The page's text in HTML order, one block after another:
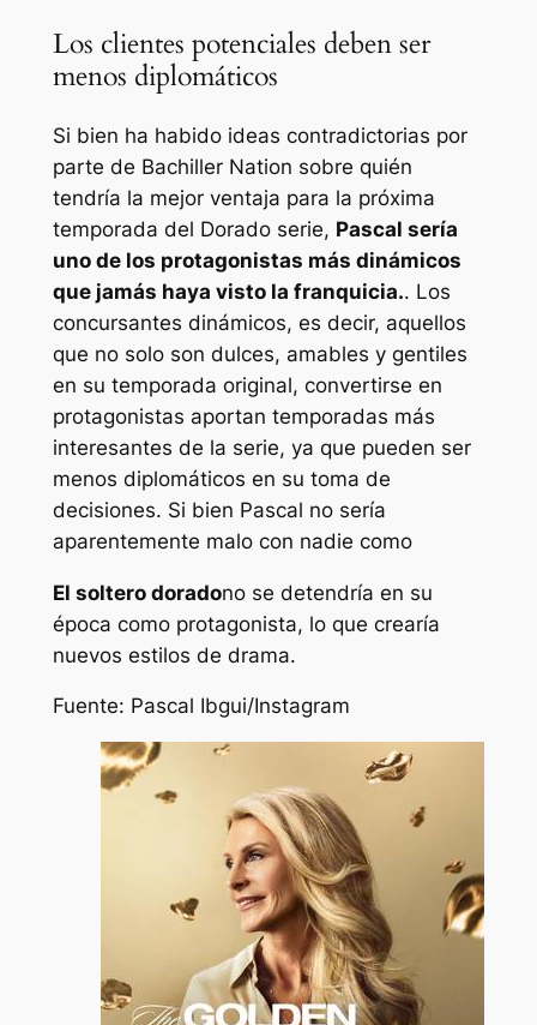
Los clientes potenciales deben ser
menos diplomáticos
Si bien ha habido ideas contradictorias por
parte de Bachiller Nation sobre quién
tendría la mejor ventaja para la próxima
temporada del Dorado serie, Pascal sería
uno de los protagonistas más dinámicos
que jamás haya visto la franquicia.. Los
concursantes dinámicos, es decir, aquellos
que no solo son dulces, amables y gentiles
en su temporada original, convertirse en
protagonistas aportan temporadas más
interesantes de la serie, ya que pueden ser
menos diplomáticos en su toma de
decisiones. Si bien Pascal no sería
aparentemente malo con nadie como
El soltero doradono se detendría en su
época como protagonista, lo que crearía
nuevos estilos de drama.
Fuente: Pascal Ibgui/Instagram